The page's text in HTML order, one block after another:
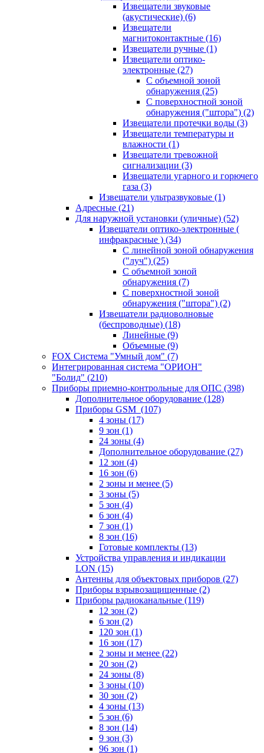
Извещатели звуковые
(акустические) (6)
Извещатели
магнитоконтактные (16)
Извещатели ручные (1)
Извещатели оптико-
электронные (27)
С объемной зоной
обнаружения (25)
С поверхностной зоной
обнаружения ("штора") (2)
Извещатели протечки воды (3)
Извещатели температуры и
влажности (1)
Извещатели тревожной
сигнализации (3)
Извещатели угарного и горючего
газа (3)
Извещатели ультразвуковые (1)
Адресные (21)
Для наружной установки (уличные) (52)
Извещатели оптико-электронные (
инфракрасные ) (34)
С линейной зоной обнаружения
("луч") (25)
С объемной зоной
обнаружения (7)
С поверхностной зоной
обнаружения ("штора") (2)
Извещатели радиоволновые
(беспроводные) (18)
Линейные (9)
Объемные (9)
FOX Система "Умный дом" (7)
Интегрированная система "ОРИОН"
"Болид" (210)
Приборы приемно-контрольные для ОПС (398)
Дополнительное оборудование (128)
Приборы GSM (107)
4 зоны (17)
9 зон (1)
24 зоны (4)
Дополнительное оборудование (27)
12 зон (4)
16 зон (6)
2 зоны и менее (5)
3 зоны (5)
5 зон (4)
6 зон (4)
7 зон (1)
8 зон (16)
Готовые комплекты (13)
Устройства управления и индикации
LON (15)
Антенны для объектовых приборов (27)
Приборы взрывозащищенные (2)
Приборы радиоканальные (119)
12 зон (2)
6 зон (2)
120 зон (1)
16 зон (17)
2 зоны и менее (22)
20 зон (2)
24 зоны (8)
3 зоны (10)
30 зон (2)
4 зоны (13)
5 зон (6)
8 зон (14)
9 зон (3)
96 зон (1)